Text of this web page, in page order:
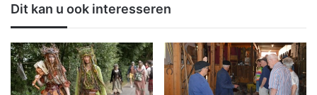
t
s
C
l
u
b
i
j
v
e
n
i
Dit kan u ook interesseren